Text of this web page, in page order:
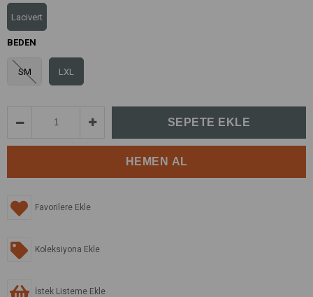
Lacivert
BEDEN
SM LXL
Favorilere Ekle
Koleksiyona Ekle
İstek Listeme Ekle